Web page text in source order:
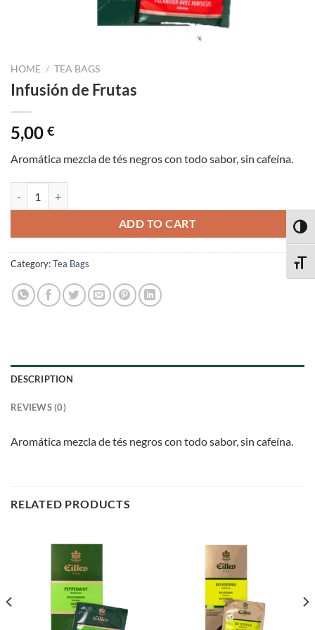
HOME / TEA BAGS
Infusión de Frutas
5,00 €
Aromática mezcla de tés negros con todo sabor, sin cafeína.
ADD TO CART
Category:Tea Bags
DESCRIPTION
REVIEWS (0)
Aromática mezcla de tés negros con todo sabor, sin cafeína.
RELATED PRODUCTS